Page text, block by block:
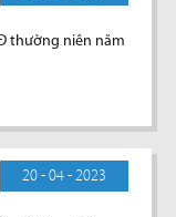
thường niên năm
20 - 04 - 2023